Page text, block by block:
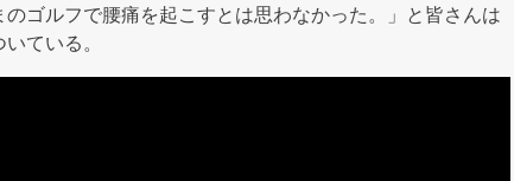
ゴルフで腰痛を起こすとは思わなかった。」と皆さんは
ている。